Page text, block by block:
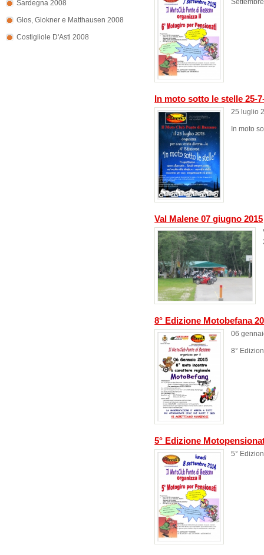
Sardegna 2008
Glos, Glokner e Matthausen 2008
Costigliole D'Asti 2008
In moto sotto le stelle 25-
25 luglio
In moto
Val Malene 07 giugno 2015
8° Edizione Motobefana
06
8°
5° Edizione
5°